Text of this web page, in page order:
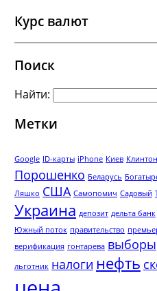
Курс валют
Поиск
Найти:
Метки
Google ID-карты iPhone Киев Клинтон
Порошенко Беларусь
Ляшко США Самопомич Садовый
Украина депозит дельта банк
Южный поток правительство
верификация гонтарева выборы
льготник налоги нефть